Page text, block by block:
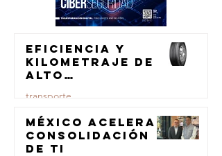
Eficiencia y
kilometraje de
alto
para el
transporte de
carga
transporte
23 jul
México acelera
consolidación
de TI